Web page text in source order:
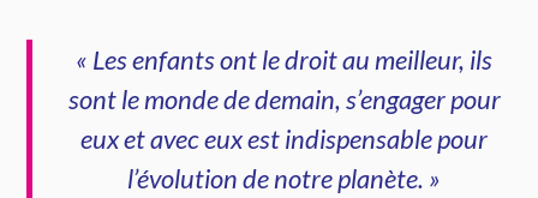
« Les enfants ont le droit au meilleur, ils
sont le monde de demain, s’engager pour
eux et avec eux est indispensable pour
l’évolution de notre planète. »